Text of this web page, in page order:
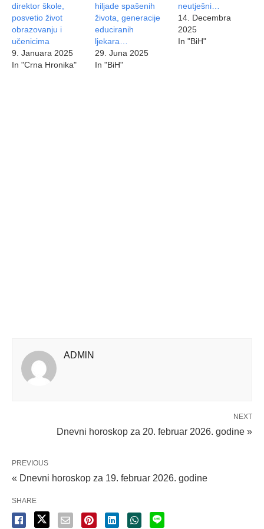
direktor škole,
posvetio život
obrazovanju i
učenicima
9. Januara 2025
In "Crna Hronika"
hiljade spašenih
života, generacije
educiranih
ljekara…
29. Juna 2025
In "BiH"
neutješni…
14. Decembra
2025
In "BiH"
ADMlN
NEXT
Dnevni horoskop za 20. februar 2026. godine »
PREVIOUS
« Dnevni horoskop za 19. februar 2026. godine
SHARE